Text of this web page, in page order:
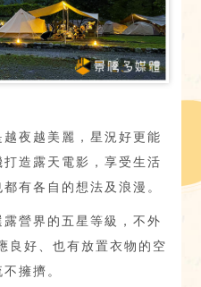
夜越美麗，星況好更能
造露天電影，享受生活
有各自的想法及浪漫。
營界的五星等級，不外
良好、也有放置衣物的空
擁擠。